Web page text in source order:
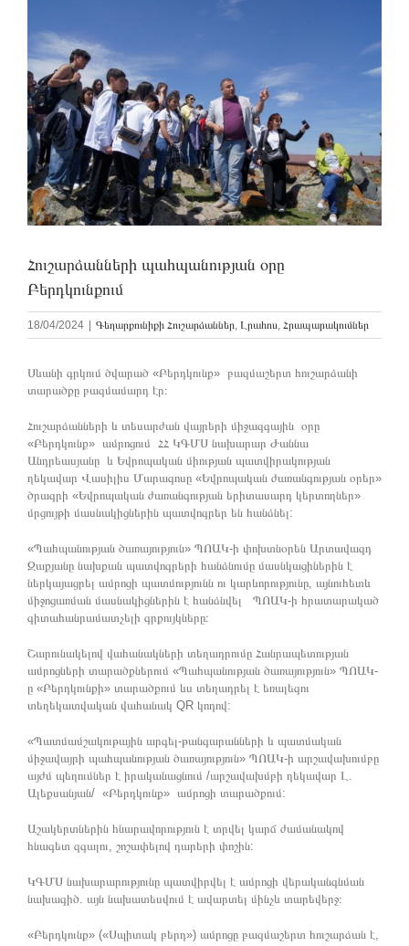
Image
Հուշարձանների պահպանության օրը
Բերդկունքում
18/04/2024 Գեղարքունիքի Հուշարձաններ, Լրահոս, Հրապարակումներ
Սևանի գրկում ծվարած «Բերդկունք» բազմաշերտ հուշարձանի
տարածքը բազմամարդ էր։
Հուշարձանների և տեսարժան վայրերի միջազգային օրը
«Բերդկունք» ամրոցում ՀՀ ԿԳՄՍ նախարար Ժաննա
Անդրեասյանը և Եվրոպական միության պատվիրակության
ղեկավար Վասիլիս Մարագոսը «Եվրոպական ժառանգության օրեր»
ծրագրի «Եվրոպական ժառանգության երիտասարդ կերտողներ»
մրցույթի մասնակիցներին պատվոգրեր են հանձնել:
«Պահպանության ծառայություն» ՊՈԱԿ-ի փոխտնօրեն Արտավազդ
Զաքյանը նախքան պատվոգրերի հանձնումը մասնկացիներին է
ներկայացրել ամրոցի պատմությունն ու կարևորությունը, այնուհետև
միջոցառման մասնակիցներին է հանձնվել ՊՈԱԿ-ի հրատարակած
գիտահանրամատչելի գրքույկները։
Շարունակելով վահանակների տեղադրումը Հանրապետության
ամրոցների տարածքներում «Պահպանության ծառայություն» ՊՈԱԿ-
ը «Բերդկունքի» տարածքում ևս տեղադրել է եռալեզու
տեղեկատվական վահանակ QR կոդով:
«Պատմամշակութային արգել-թանգարանների և պատմական
միջավայրի պահպանության ծառայություն» ՊՈԱԿ-ի արշավախումբը
այժմ պեղումներ է իրականացնում /արշավախմբի ղեկավար Լ.
Ալեքսանյան/ «Բերդկունք» ամրոցի տարածքում:
Աշակերտներին հնարավորություն է տրվել կարճ ժամանակով
հնագետ զգալու, շոշափելով դարերի փոշին:
ԿԳՄՍ նախարարությունը պատվիրվել է ամրոցի վերականգնման
նախագիծ. այն նախատեսվում է ավարտել մինչև տարեվերջ։
«Բերդկունք» («Սպիտակ բերդ») ամրոցը բազմաշերտ հուշարձան է,